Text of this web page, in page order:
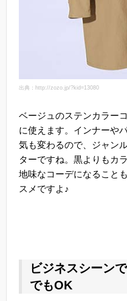
出典：http://zozo.jp/?kid=13080
ベージュのステンカラー
に使えます。インナーや
気も変わるので、ジャン
ターですね。黒よりもカ
地味なコーデになること
スメですよ♪
ビジネスシーン
でもOK